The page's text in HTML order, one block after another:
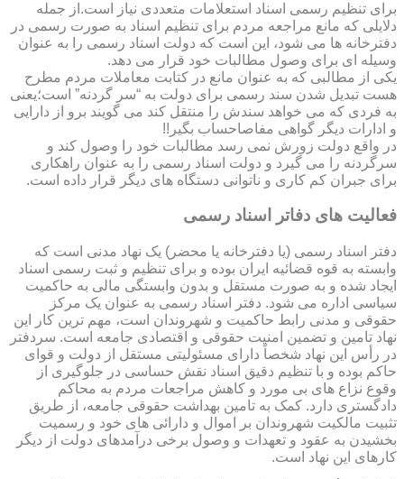
برای تنظیم رسمی اسناد استعلامات متعددی نیاز است.از جمله
دلایلی که مانع مراجعه مردم برای تنظیم اسناد به صورت رسمی در
دفترخانه ها می شود، این است که دولت اسناد رسمی را به عنوان
وسیله ای برای وصول مطالبات خود قرار می دهد.
یکی از مطالبی که به عنوان مانع در کتابت معاملات مردم مطرح
هست تبدیل شدن سند رسمی برای دولت به “سر گردنه” است؛یعنی
به فردی که می خواهد سندش را منتقل کند می گویند برو از دارایی
و ادارات دیگر گواهی مفاصاحساب بگیر!!
در واقع دولت زورش نمی رسد مطالبات خود را وصول کند و
سرگردنه را می گیرد و دولت اسناد رسمی را به عنوان راهکاری
برای جبران کم کاری و ناتوانی دستگاه های دیگر قرار داده است.
فعالیت های دفاتر اسناد رسمی
دفتر اسناد رسمی (یا دفترخانه یا محضر) یک نهاد مدنی است که
وابسته به قوه قضائیه ایران بوده و برای تنظیم و ثبت رسمی اسناد
ایجاد شده و به صورت مستقل و بدون وابستگی مالی به حاکمیت
سیاسی اداره می شود. دفتر اسناد رسمی به عنوان یک مرکز
حقوقی و مدنی رابط حاکمیت و شهروندان است، مهم ترین کار این
نهاد تامین و تضمین امنیت حقوقی و اقتصادی جامعه است. سردفتر
در رأس این نهاد شخصاً دارای مسئولیتی مستقل از دولت و قوای
حاکم بوده و با تنظیم دقیق اسناد نقش حساسی در جلوگیری از
وقوع نزاع های بی مورد و کاهش مراجعات مردم به محاکم
دادگستری دارد. کمک به تامین بهداشت حقوقی جامعه، از طریق
تثبیت مالکیت شهروندان بر اموال و دارائی های خود و رسمیت
بخشیدن به عقود و تعهدات و وصول برخی درآمدهای دولت از دیگر
کارهای این نهاد است.